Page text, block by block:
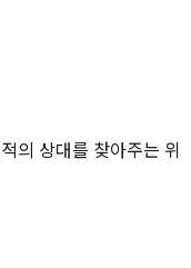
의 상대를 찾아주는 위